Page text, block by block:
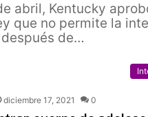
abril, Kentucky
que no permite la
de…
diciembre 17, 2021 0